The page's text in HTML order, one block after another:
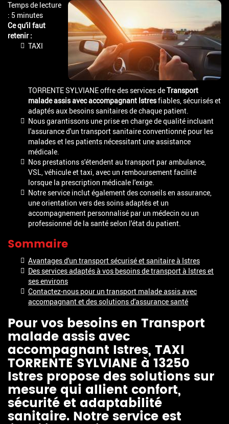
Temps de lecture
: 5 minutes
Ce qu'il faut
retenir :
TAXI
TORRENTE SYLVIANE offre des services deTransport
malade assis avec accompagnant Istresfiables, sécurisés et
adaptés aux besoins sanitaires de chaque patient.
Nous garantissons une prise en charge de qualité incluant
l'assurance d'un transport sanitaire conventionné pour les
malades et les patients nécessitant une assistance
médicale.
Nos prestations s'étendent au transport par ambulance,
VSL, véhicule et taxi, avec un remboursement facilité
lorsque la prescription médicale l'exige.
Notre service inclut également des conseils en assurance,
une orientation vers des soins adaptés et un
accompagnement personnalisé par un médecin ou un
professionnel de la santé selon l'état du patient.
Sommaire
Avantages d'un transport sécurisé et sanitaire à Istres
Des services adaptés à vos besoins de transport à Istres et
ses environs
Contactez-nous pour un transport malade assis avec
accompagnant et des solutions d'assurance santé
Pour vos besoins en Transport
malade assis avec
accompagnant Istres, TAXI
TORRENTE SYLVIANE à 13250
Istres propose des solutions sur
mesure qui allient confort,
sécurité et adaptabilité
sanitaire. Notre service est